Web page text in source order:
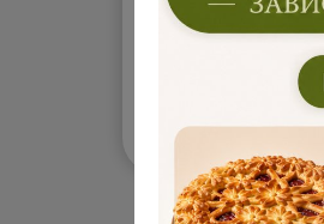
Компактный,
удобный формат.
популярные
гармоничными
мягким тестом.
небольшой
семейного ужина.
Универсальный
любого повода. 1
от Ярмарки
подарок.
7 750₽ В